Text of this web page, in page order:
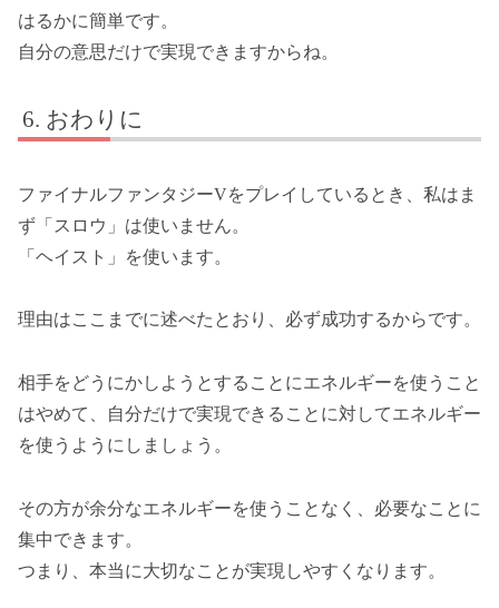
はるかに簡単です。
自分の意思だけで実現できますからね。
おわりに
ファイナルファンタジーVをプレイしているとき、私はま
ず「スロウ」は使いません。
「ヘイスト」を使います。
理由はここまでに述べたとおり、必ず成功するからです。
相手をどうにかしようとすることにエネルギーを使うこと
はやめて、自分だけで実現できることに対してエネルギー
を使うようにしましょう。
その方が余分なエネルギーを使うことなく、必要なことに
集中できます。
つまり、本当に大切なことが実現しやすくなります。